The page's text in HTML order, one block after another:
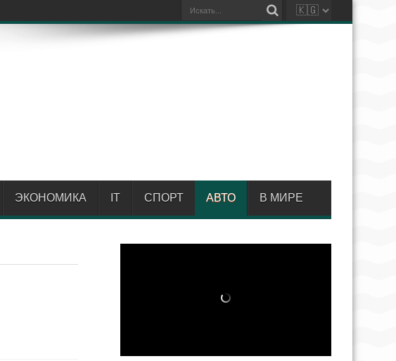
ЭКОНОМИКА IT СПОРТ АВТО В МИРЕ